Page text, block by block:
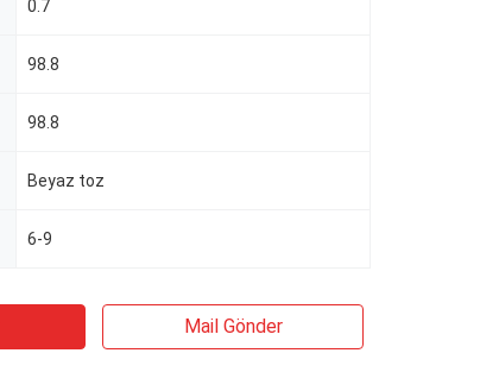
0.7
98.8
98.8
Beyaz toz
6-9
Mail Gönder